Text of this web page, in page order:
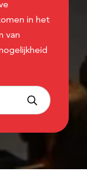
in het
van